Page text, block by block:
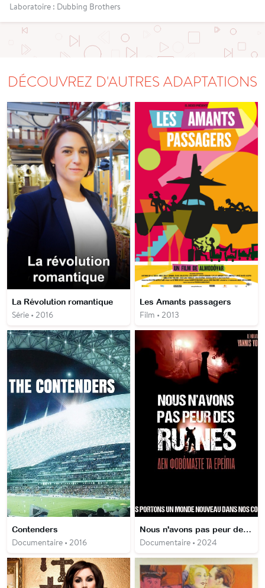
Laboratoire : Dubbing Brothers
DÉCOUVREZ D'AUTRES ADAPTATIONS
La Révolution romantique
Série • 2016
Les Amants passagers
Film • 2013
Contenders
Documentaire • 2016
Nous n'avons pas peur des ruines
Documentaire • 2024